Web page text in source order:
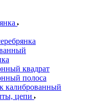
квадрат
полоса
калиброванный
цепи